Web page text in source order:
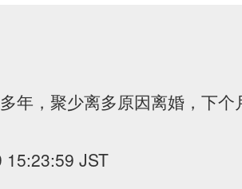
年，聚少离多原因离婚，下
15:23:59 JST